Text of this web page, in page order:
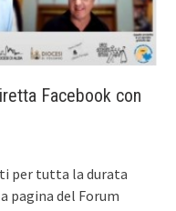
Facebook con
per tutta la durata
pagina del Forum